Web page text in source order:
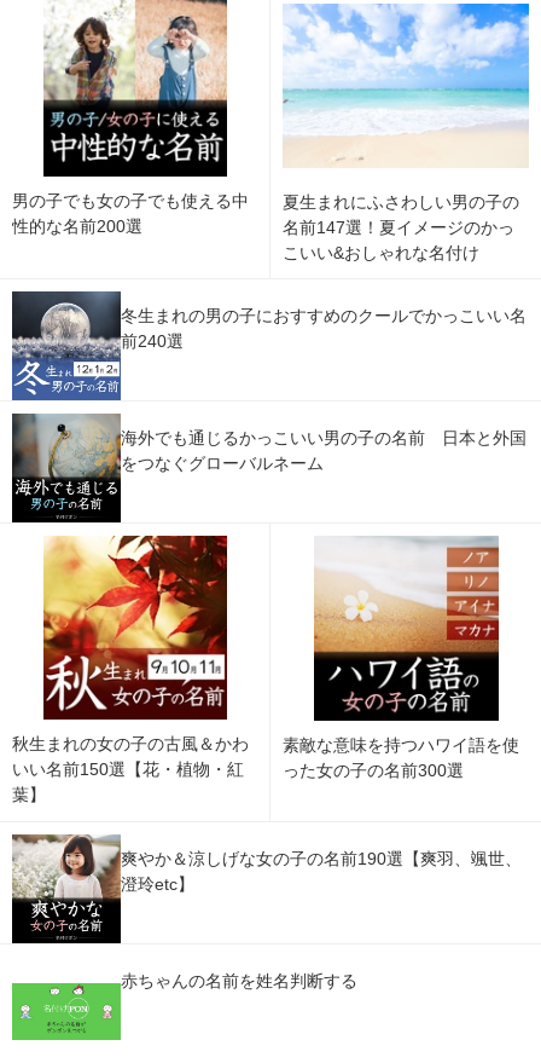
男の子でも女の子でも使える中
性的な名前200選
夏生まれにふさわしい男の子の
名前147選！夏イメージのかっ
こいい&おしゃれな名付け
冬生まれの男の子におすすめのクールでかっこいい名
前240選
海外でも通じるかっこいい男の子の名前 日本と外国
をつなぐグローバルネーム
秋生まれの女の子の古風＆かわ
いい名前150選【花・植物・紅
葉】
素敵な意味を持つハワイ語を使
った女の子の名前300選
爽やか＆涼しげな女の子の名前190選【爽羽、颯世、
澄玲etc】
赤ちゃんの名前を姓名判断する